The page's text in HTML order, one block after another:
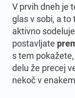
V prvih dneh je
glas v sobi, a to
aktivno
postavljate
s tem
delu že precej
nekoč v